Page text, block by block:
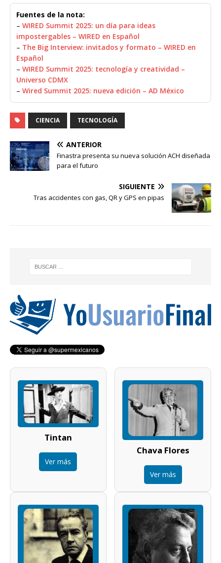
Fuentes de la nota:
– WIRED Summit 2025: un día para ideas
impostergables – WIRED en Español
– The Big Interview: invitados y formato – WIRED en
Español
– WIRED Summit 2025: tecnología y creatividad –
Universo CDMX
– Wired Summit 2025: nueva edición – AD México
CIENCIA TECNOLOGÍA
ANTERIOR
Finastra presenta su nueva solución ACH diseñada
para el futuro
SIGUIENTE
Tras accidentes con gas, QR y GPS en pipas
Tintan
Ver más
Chava Flores
Ver más